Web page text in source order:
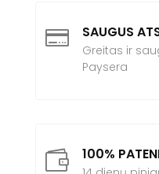
 SAUGUS
Greitas ir
Paysera
 100%